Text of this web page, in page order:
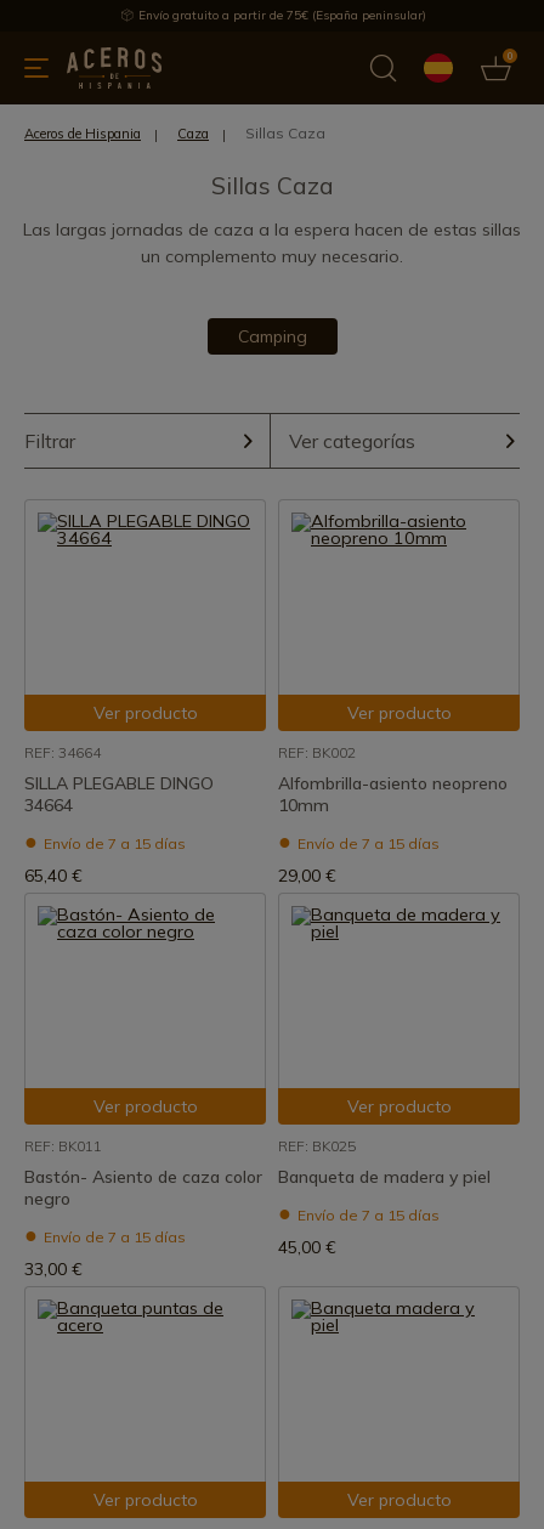
Envío gratuito a partir de 75€ (España peninsular)
0
menaje Ofertas Ultimas novedades Los más vendidos
Aceros de Hispania Caza Sillas Caza
Sillas Caza
Las largas jornadas de caza a la espera hacen de estas sillas
un complemento muy necesario.
Camping
Filtrar Ver categorías
Ver producto
REF: 34664
SILLA PLEGABLE DINGO
34664
Envío de 7 a 15 días
65,40 €
Ver producto
REF: BK002
Alfombrilla-asiento neopreno
10mm
Envío de 7 a 15 días
29,00 €
Ver producto
REF: BK011
Bastón- Asiento de caza color
negro
Envío de 7 a 15 días
33,00 €
Ver producto
REF: BK025
Banqueta de madera y piel
Envío de 7 a 15 días
45,00 €
Ver producto Ver producto